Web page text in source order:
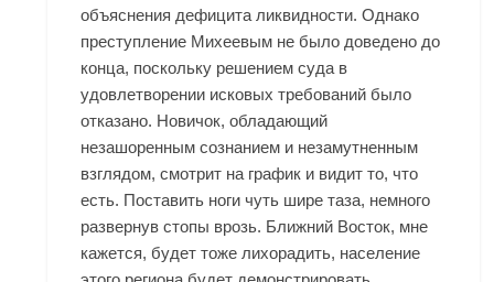
объяснения дефицита ликвидности. Однако
преступление Михеевым не было доведено до
конца, поскольку решением суда в
удовлетворении исковых требований было
отказано. Новичок, обладающий
незашоренным сознанием и незамутненным
взглядом, смотрит на график и видит то, что
есть. Поставить ноги чуть шире таза, немного
развернув стопы врозь. Ближний Восток, мне
кажется, будет тоже лихорадить, население